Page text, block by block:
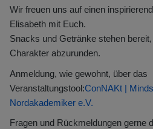
Wir freuen uns auf einen
Elisabeth mit Euch.
Snacks und Getränke stehen
Charakter abzurunden.
Anmeldung, wie gewohnt, über das
Veranstaltungstool:ConNAKt |
Nordakademiker e.V.
Fragen und Rückmeldungen gerne